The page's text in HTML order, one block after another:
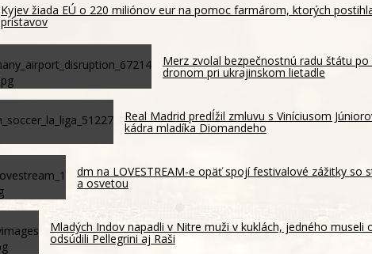
Kyjev žiada EÚ o 220 miliónov eur na pomoc farmárom, ktorých
prístavov
Merz zvolal bezpečnostnú radu štátu po
dronom pri ukrajinskom lietadle
Real Madrid predĺžil zmluvu s Viníciusom
kádra mladíka Diomandeho
dm na LOVESTREAM-e opäť spojí festivalové zážitky so
a osvetou
Mladých Indov napadli v Nitre muži v kuklách, jedného museli
odsúdili Pellegrini aj Raši